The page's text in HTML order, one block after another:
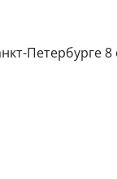
Петербурге 8